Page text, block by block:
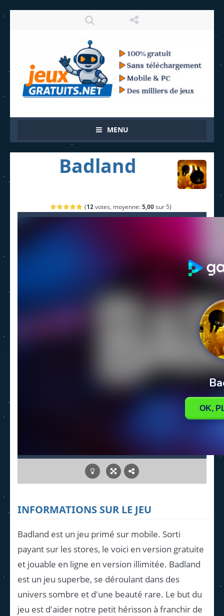
MENU
Badland
(12votes, moyenne:5,00sur 5)
INFORMATIONS SUR LE JEU
Badland est un jeu primé sur mobile. Sorti
payant sur les stores, le voici en version gratuite
et jouable en ligne en version illimitée. Badland
est un jeu superbe, se déroulant dans des
univers sombre et d'une beauté rare. Le but du
jeu est d'aider notre petit hérisson à franchir de